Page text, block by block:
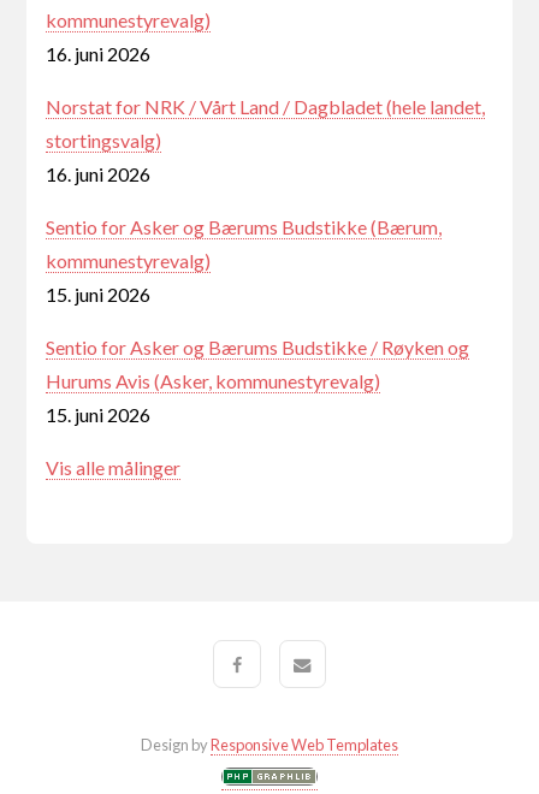
kommunestyrevalg)
16. juni 2026
Norstat for NRK / Vårt Land / Dagbladet (hele landet,
stortingsvalg)
16. juni 2026
Sentio for Asker og Bærums Budstikke (Bærum,
kommunestyrevalg)
15. juni 2026
Sentio for Asker og Bærums Budstikke / Røyken og
Hurums Avis (Asker, kommunestyrevalg)
15. juni 2026
Vis alle målinger
Design byResponsive Web Templates